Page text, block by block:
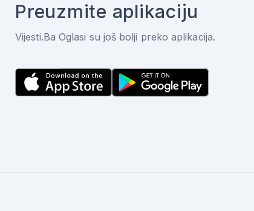
Preuzmite aplikaciju
Vijesti.Ba Oglasi su još bolji preko aplikacija.